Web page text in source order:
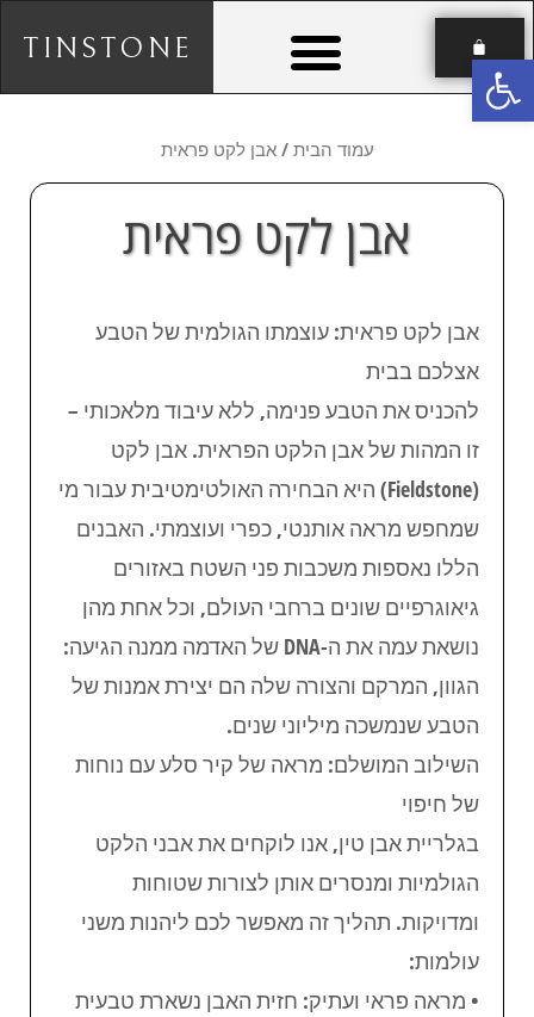
פתח סרגל נגישות TINSTONE
עמוד הבית / אבן לקט פראית
אבן לקט פראית
אבן לקט פראית: עוצמתו הגולמית של הטבע
אצלכם בבית
להכניס את הטבע פנימה, ללא עיבוד מלאכותי –
זו המהות של אבן הלקט הפראית. אבן לקט
(Fieldstone) היא הבחירה האולטימטיבית עבור מי
שמחפש מראה אותנטי, כפרי ועוצמתי. האבנים
הללו נאספות משכבות פני השטח באזורים
גיאוגרפיים שונים ברחבי העולם, וכל אחת מהן
נושאת עמה את ה-DNA של האדמה ממנה הגיעה:
הגוון, המרקם והצורה שלה הם יצירת אמנות של
הטבע שנמשכה מיליוני שנים.
השילוב המושלם: מראה של קיר סלע עם נוחות
של חיפוי
בגלריית אבן טין, אנו לוקחים את אבני הלקט
הגולמיות ומנסרים אותן לצורות שטוחות
ומדויקות. תהליך זה מאפשר לכם ליהנות משני
עולמות:
• מראה פראי ועתיק: חזית האבן נשארת טבעית